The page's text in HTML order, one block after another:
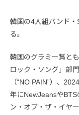
韓国の4人組バンド
る。
韓国のグラミー賞と
ロック・ソング」部
（“NO PAIN”）、
年にNewJeansや
ン・オブ・ザ・イヤ